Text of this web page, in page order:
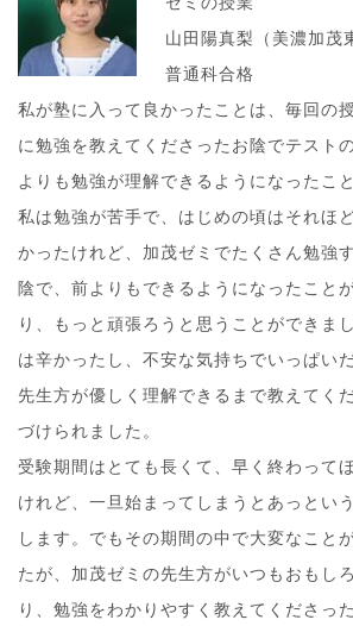
山田陽真梨（美濃加茂
普通科合格
私が塾に入って良かったことは、毎回の
に勉強を教えてくださったお陰でテスト
よりも勉強が理解できるようになったこと
私は勉強が苦手で、はじめの頃はそれほ
かったけれど、加茂ゼミでたくさん勉強
陰で、前よりもできるようになったこと
り、もっと頑張ろうと思うことができま
は辛かったし、不安な気持ちでいっぱい
先生方が優しく理解できるまで教えてく
づけられました。
受験期間はとても長くて、早く終わって
けれど、一旦始まってしまうとあっとい
します。でもその期間の中で大変なこと
たが、加茂ゼミの先生方がいつもおもし
り、勉強をわかりやすく教えてくださっ